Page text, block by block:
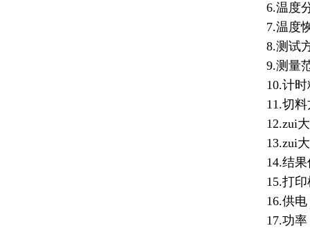
6.温度
7.温度恢
8.测试方
9.测量范
10.计时
11.切料
12.zui大
13.zui大
14.结果
15.打印
16.供电
17.功率